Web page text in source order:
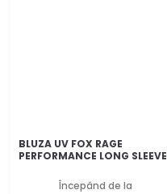
BLUZA UV FOX RAGE
PERFORMANCE LONG SLEEVE
Începând de la